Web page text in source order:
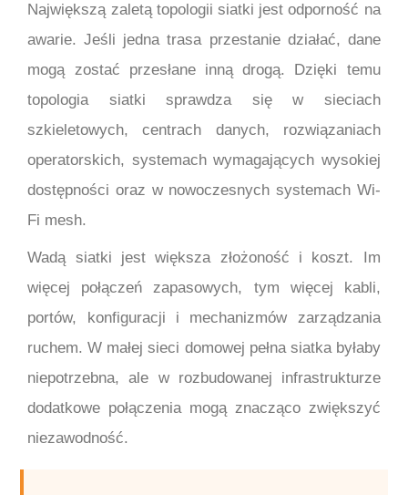
Największą zaletą topologii siatki jest odporność na
awarie. Jeśli jedna trasa przestanie działać, dane
mogą zostać przesłane inną drogą. Dzięki temu
topologia siatki sprawdza się w sieciach
szkieletowych, centrach danych, rozwiązaniach
operatorskich, systemach wymagających wysokiej
dostępności oraz w nowoczesnych systemach Wi-
Fi mesh.
Wadą siatki jest większa złożoność i koszt. Im
więcej połączeń zapasowych, tym więcej kabli,
portów, konfiguracji i mechanizmów zarządzania
ruchem. W małej sieci domowej pełna siatka byłaby
niepotrzebna, ale w rozbudowanej infrastrukturze
dodatkowe połączenia mogą znacząco zwiększyć
niezawodność.